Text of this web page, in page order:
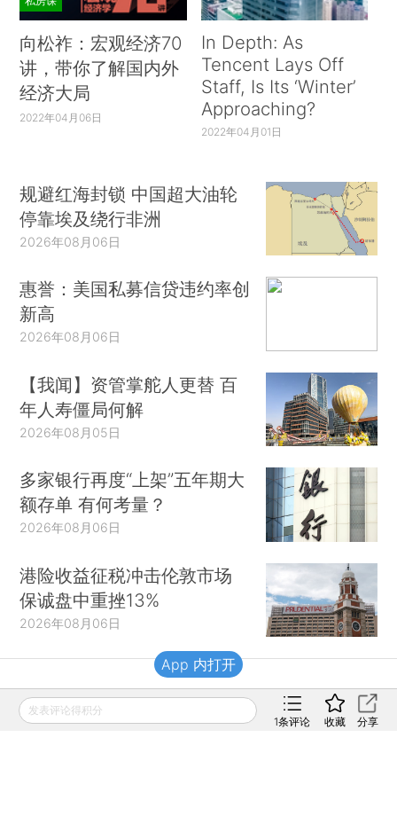
向松祚：宏观经济70
讲，带你了解国内外
经济大局
2022年04月06日
In Depth: As
Tencent Lays Off
Staff, Is Its ‘Winter’
Approaching?
2022年04月01日
规避红海封锁 中国超大油轮
停靠埃及绕行非洲
2026年08月06日
惠誉：美国私募信贷违约率创
新高
2026年08月06日
【我闻】资管掌舵人更替 百
年人寿僵局何解
2026年08月05日
多家银行再度“上架”五年期大
额存单 有何考量？
2026年08月06日
港险收益征税冲击伦敦市场
保诚盘中重挫13%
2026年08月06日
财新移动
发表评论得积分
1条评论 收藏 分享
App 内打开